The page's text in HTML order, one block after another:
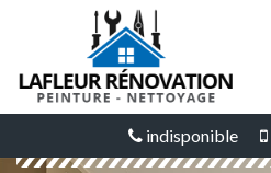
indisponible